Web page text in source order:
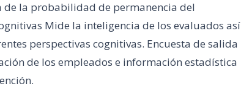
de la probabilidad de permanencia del
Mide la inteligencia de los evaluados así
perspectivas cognitivas. Encuesta de salida
de los empleados e información estadística